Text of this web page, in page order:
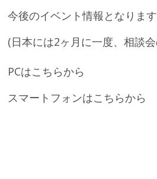
今後のイベント情報となります
(日本には2ヶ月に一度、相談
PCはこちらから
スマートフォンはこちらから